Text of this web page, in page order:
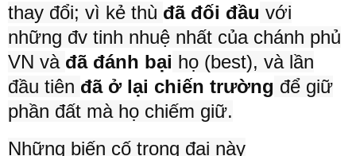
thay đổi; vì kẻ thù đã đối đầu với
những đv tinh nhuệ nhất của chánh phủ
VN và đã đánh bại họ (best), và lần
đầu tiên đã ở lại chiến trường để giữ
phần đất mà họ chiếm giữ.
Những biến cố trọng đại này